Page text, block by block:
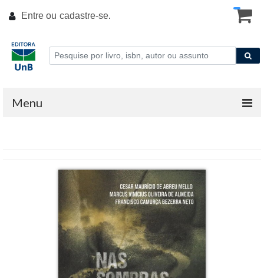
Entre ou cadastre-se.
Menu